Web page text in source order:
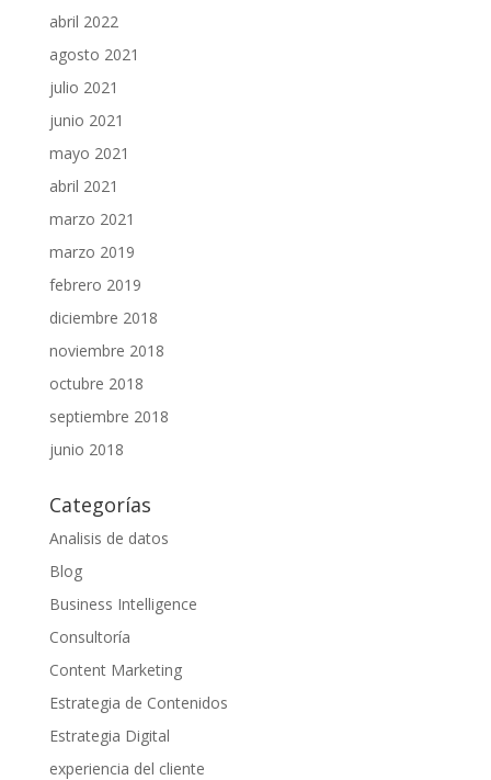
abril 2022
agosto 2021
julio 2021
junio 2021
mayo 2021
abril 2021
marzo 2021
marzo 2019
febrero 2019
diciembre 2018
noviembre 2018
octubre 2018
septiembre 2018
junio 2018
Categorías
Analisis de datos
Blog
Business Intelligence
Consultoría
Content Marketing
Estrategia de Contenidos
Estrategia Digital
experiencia del cliente